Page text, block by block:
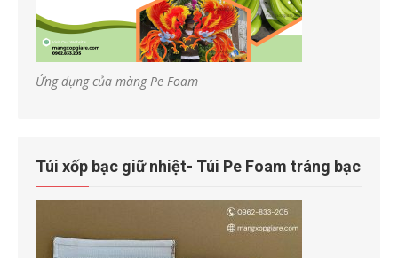
Ứng dụng của màng Pe Foam
Túi xốp bạc giữ nhiệt- Túi Pe Foam tráng bạc